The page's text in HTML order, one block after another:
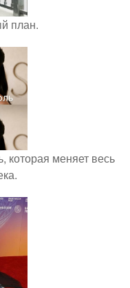
план.
которая меняет весь